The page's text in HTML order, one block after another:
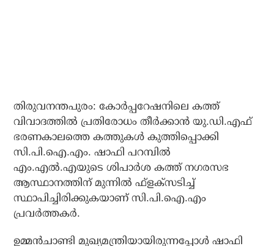
തിരുവനന്തപുരം: കോര്‍പ്പറേഷനിലെ കത്ത്
വിവാദത്തില്‍ പ്രതിരോധം തീര്‍ക്കാന്‍ യു.ഡി.എഫ്
ഭരണകാലത്തെ കത്തുകള്‍ കുത്തിപ്പൊക്കി
സി.പി.ഐ.എം. ഷാഫി പറമ്പില്‍
എം.എല്‍.എയുടെ ശിപാര്‍ശ കത്ത് നഗരസഭ
ആസ്ഥാനത്തിന് മുന്നില്‍ ഫ്‌ളക്‌സടിച്ച്
സ്ഥാപിച്ചിരിക്കുകയാണ് സി.പി.ഐ.എം
പ്രവര്‍ത്തകര്‍.
ഉമ്മന്‍ചാണ്ടി മുഖ്യമന്ത്രിയായിരുന്നപ്പോള്‍ ഷാഫി